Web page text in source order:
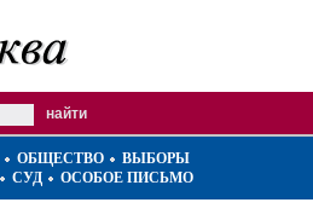
ОБЩЕСТВО
ВЫБОРЫ
СУД ОСОБОЕ ПИСЬМО